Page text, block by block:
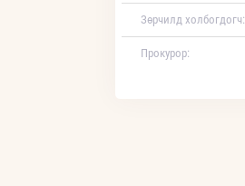
Зөрчилд холбогдогч:
Прокурор: